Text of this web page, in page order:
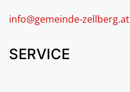
info@gemeinde-zellberg.at
SERVICE